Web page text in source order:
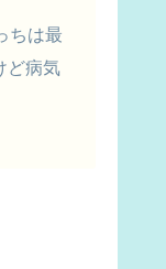
ちは最
ど病気